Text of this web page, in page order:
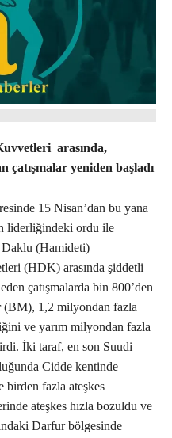
arasında,
çatışmalar yeniden başladı
15 Nisan’dan bu yana
liderliğindeki ordu ile
(Hamideti)
(HDK) arasında şiddetli
çatışmalarda bin 800’den
1,2 milyondan fazla
ve yarım milyondan fazla
İki taraf, en son Suudi
Cidde kentinde
birden fazla ateşkes
ateşkes hızla bozuldu ve
Darfur bölgesinde